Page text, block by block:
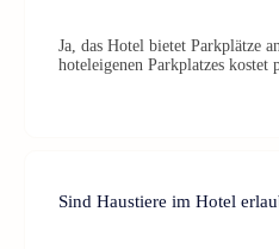
Ja, das Hotel bietet Parkplätze
hoteleigenen Parkplatzes kostet
Sind Haustiere im Hotel